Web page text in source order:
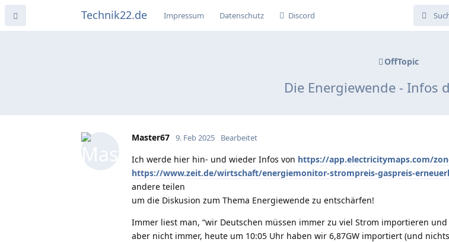
Technik22.de Impressum Datenschutz Discord
OffTopic
Die Energiewende - Infos
Master67 9. Feb 2025 Bearbeitet
Ich werde hier hin- und wieder Infos von https://app.electricitymaps.com/
https://www.zeit.de/wirtschaft/energiemonitor-strompreis-gaspreis-
andere teilen
um die Diskusion zum Thema Energiewende zu entschärfen!
Immer liest man, “wir Deutschen müssen immer zu viel Strom importieren
aber nicht immer, heute um 10:05 Uhr haben wir 6,87GW importiert (und